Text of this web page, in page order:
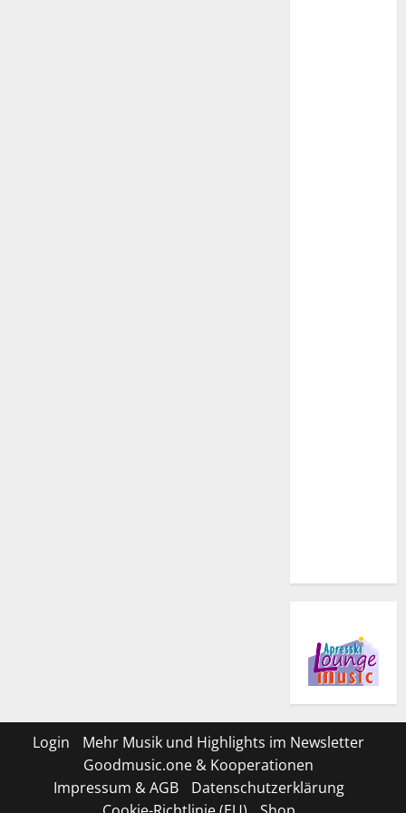
Login
Mehr Musik und Highlights im Newsletter
Goodmusic.one & Kooperationen
Impressum & AGB
Datenschutzerklärung